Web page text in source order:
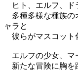
ヒト、エルフ、
多種多様な種族の
ャラと
彼らがマスコット
エルフの少女、マ
新たな冒険に胸を